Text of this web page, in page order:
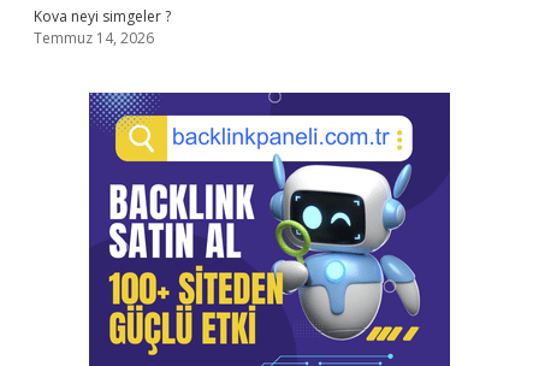
Kova neyi simgeler ?
Temmuz 14, 2026